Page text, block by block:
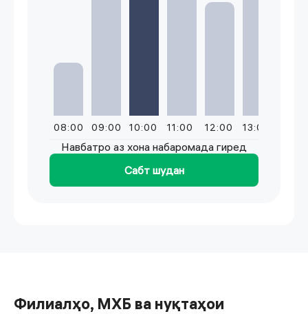
08:00 09:00 10:00 11:00 12:00 13:00
Навбатро аз хона набаромада гиред
Сабт шудан
Филиалҳо, МХБ ва нуқтаҳои